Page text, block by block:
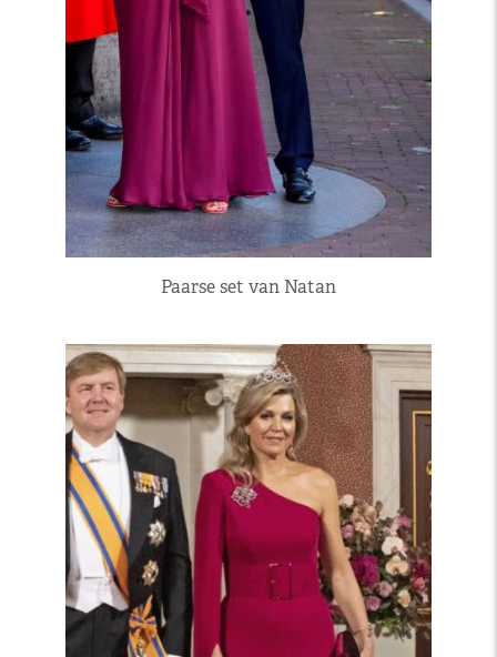
Paarse set van Natan